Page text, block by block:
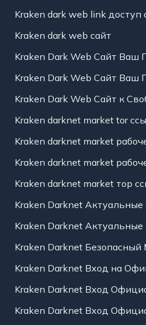
Kraken dark web link доступ
Kraken dark web сайт
Kraken Dark Web Сайт Ваш
Kraken Dark Web Сайт Ваш
Kraken Dark Web Сайт к
Kraken darknet market tor
Kraken darknet market
Kraken darknet market
Kraken darknet market тор
Kraken Darknet
Kraken Darknet Актуальные
Kraken Darknet Безопасный
Kraken Darknet Вход на
Kraken Darknet Вход
Kraken Darknet Вход